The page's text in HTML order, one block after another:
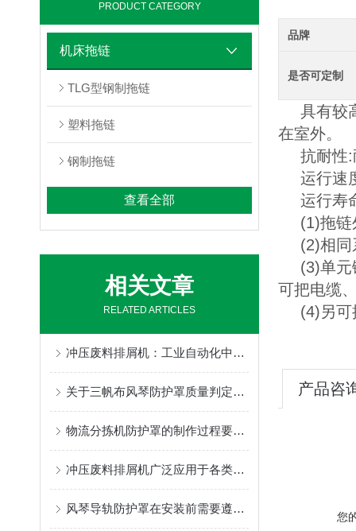
PRODUCT CATEGORY
机床拖链
TLG型钢制拖链
塑料拖链
钢制拖链
查看全部
相关文章
RELATED ARTICLES
冲压废料排屑机：工业自动化中的关键设备
关于三帆布风琴防护罩质量判定的几个方面介绍
物流分拣机防护罩的制作过程要包含哪些步骤呢
冲压废料排屑机广泛应用于各类数控机床加工中心
风琴导轨防护罩在安装前需要遵守哪些规则？
品牌
是否可定制
具有较
在室外。
抗耐性
运行速
运行寿
(1)拖
(2)相
(3)单元
可把电缆
(4)另
产品咨
您